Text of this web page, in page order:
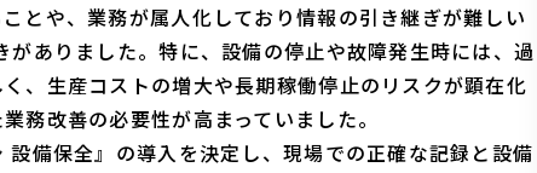
とや、業務が属人化しており情報の引き継ぎが難しい
がありました。特に、設備の停止や故障発生時には、過
、生産コストの増大や長期稼働停止のリスクが顕在化
務改善の必要性が高まっていました。
備保全』の導入を決定し、現場での正確な記録と設備